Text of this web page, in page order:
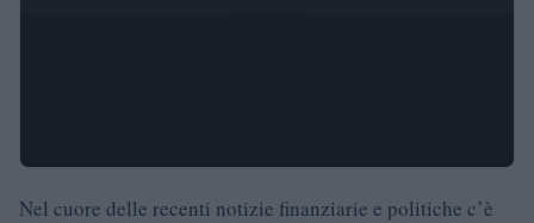
Nel cuore delle recenti notizie finanziarie e politiche c’è